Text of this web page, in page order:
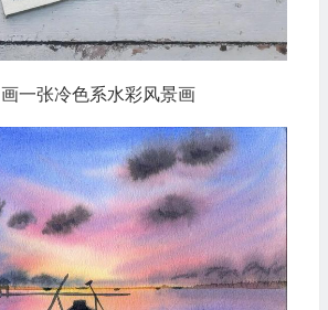
画一张冷色系水彩风景画